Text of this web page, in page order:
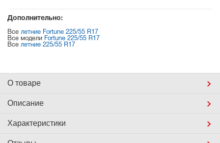
Дополнительно:
Все летние Fortune 225/55 R17
Все модели Fortune 225/55 R17
Все летние 225/55 R17
О товаре
Описание
Характеристики